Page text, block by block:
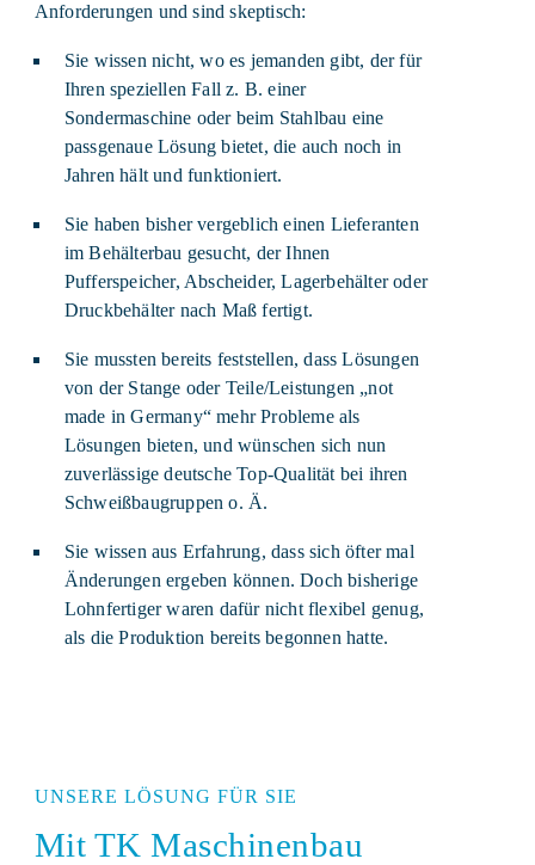
Anforderungen und sind skeptisch:
Sie wissen nicht, wo es jemanden gibt, der für
Ihren speziellen Fall z. B. einer
Sondermaschine oder beim Stahlbau eine
passgenaue Lösung bietet, die auch noch in
Jahren hält und funktioniert.
Sie haben bisher vergeblich einen Lieferanten
im Behälterbau gesucht, der Ihnen
Pufferspeicher, Abscheider, Lagerbehälter oder
Druckbehälter nach Maß fertigt.
Sie mussten bereits feststellen, dass Lösungen
von der Stange oder Teile/Leistungen „not
made in Germany“ mehr Probleme als
Lösungen bieten, und wünschen sich nun
zuverlässige deutsche Top-Qualität bei ihren
Schweißbaugruppen o. Ä.
Sie wissen aus Erfahrung, dass sich öfter mal
Änderungen ergeben können. Doch bisherige
Lohnfertiger waren dafür nicht flexibel genug,
als die Produktion bereits begonnen hatte.
UNSERE LÖSUNG FÜR SIE
Mit TK Maschinenbau